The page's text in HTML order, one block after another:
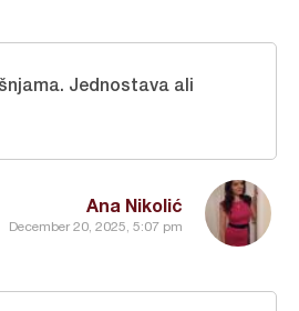
Ana Nikolić
December 20, 2025, 5:07 pm
Jednostava ali